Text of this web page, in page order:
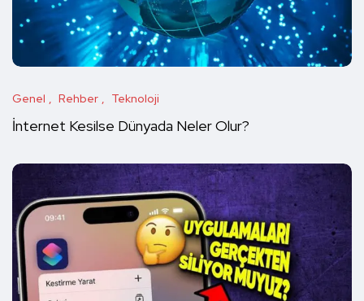
Genel Rehber Teknoloji
İnternet Kesilse Dünyada Neler Olur?